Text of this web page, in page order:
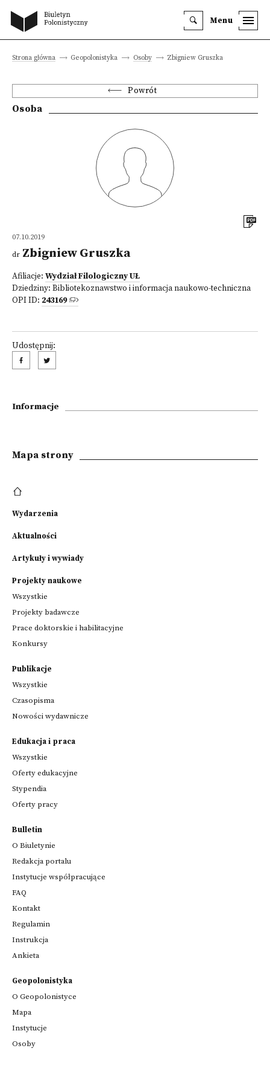
Menu
Strona główna Geopolonistyka Osoby Zbigniew Gruszka
Powrót
Osoba
07.10.2019
dr Zbigniew Gruszka
Afiliacje: Wydział Filologiczny UŁ
Dziedziny: Bibliotekoznawstwo i informacja naukowo-techniczna
OPI ID: 243169
Udostępnij:
Informacje
Mapa strony
Wydarzenia
Aktualności
Artykuły i wywiady
Projekty naukowe
Wszystkie
Projekty badawcze
Prace doktorskie i habilitacyjne
Konkursy
Publikacje
Wszystkie
Czasopisma
Nowości wydawnicze
Edukacja i praca
Wszystkie
Oferty edukacyjne
Stypendia
Oferty pracy
Bulletin
O Biuletynie
Redakcja portalu
Instytucje współpracujące
FAQ
Kontakt
Regulamin
Instrukcja
Ankieta
Geopolonistyka
O Geopolonistyce
Mapa
Instytucje
Osoby